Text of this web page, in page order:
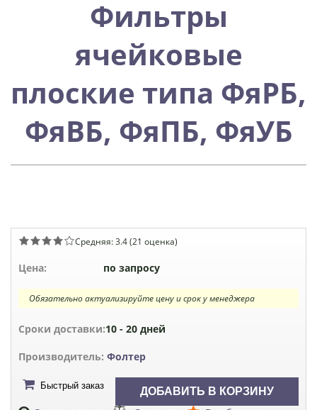
Фильтры
ячейковые
плоские типа ФяРБ,
ФяВБ, ФяПБ, ФяУБ
Средняя:3.4(21 оценка)
Цена: по запросу
Обязательно актуализируйте цену и срок у менеджера
Сроки доставки:10 - 20 дней
Производитель: Фолтер
Быстрый заказ